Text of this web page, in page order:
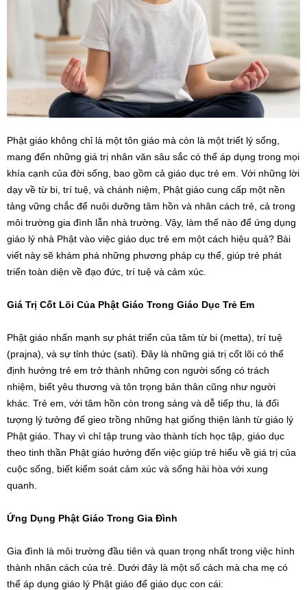
Phật giáo không chỉ là một tôn giáo mà còn là một triết lý sống,
mang đến những giá trị nhân văn sâu sắc có thể áp dụng trong mọi
khía cạnh của đời sống, bao gồm cả giáo dục trẻ em. Với những lời
dạy về từ bi, trí tuệ, và chánh niệm, Phật giáo cung cấp một nền
tảng vững chắc để nuôi dưỡng tâm hồn và nhân cách trẻ, cả trong
môi trường gia đình lẫn nhà trường. Vậy, làm thế nào để ứng dụng
giáo lý nhà Phật vào việc giáo dục trẻ em một cách hiệu quả? Bài
viết này sẽ khám phá những phương pháp cụ thể, giúp trẻ phát
triển toàn diện về đạo đức, trí tuệ và cảm xúc.
Giá Trị Cốt Lõi Của Phật Giáo Trong Giáo Dục Trẻ Em
Phật giáo nhấn mạnh sự phát triển của tâm từ bi (metta), trí tuệ
(prajna), và sự tỉnh thức (sati). Đây là những giá trị cốt lõi có thể
định hướng trẻ em trở thành những con người sống có trách
nhiệm, biết yêu thương và tôn trọng bản thân cũng như người
khác. Trẻ em, với tâm hồn còn trong sáng và dễ tiếp thu, là đối
tượng lý tưởng để gieo trồng những hạt giống thiện lành từ giáo lý
Phật giáo. Thay vì chỉ tập trung vào thành tích học tập, giáo dục
theo tinh thần Phật giáo hướng đến việc giúp trẻ hiểu về giá trị của
cuộc sống, biết kiểm soát cảm xúc và sống hài hòa với xung
quanh.
Ứng Dụng Phật Giáo Trong Gia Đình
Gia đình là môi trường đầu tiên và quan trọng nhất trong việc hình
thành nhân cách của trẻ. Dưới đây là một số cách mà cha mẹ có
thể áp dụng giáo lý Phật giáo để giáo dục con cái: